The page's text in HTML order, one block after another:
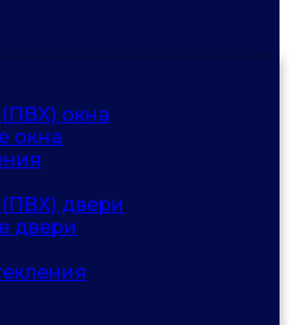
окна
окна
двери
двери